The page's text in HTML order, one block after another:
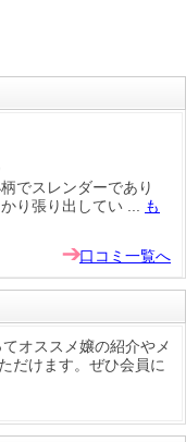
でスレンダーであり
り張り出してい ...
も
口コミ一覧へ
オススメ嬢の紹介や メ
だけます。ぜひ会員に